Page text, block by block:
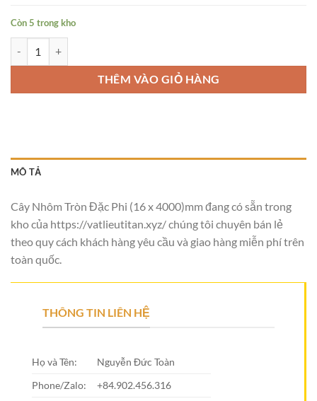
Còn 5 trong kho
THÊM VÀO GIỎ HÀNG
MÔ TẢ
Cây Nhôm Tròn Đặc Phi (16 x 4000)mm đang có sẵn trong
kho của https://vatlieutitan.xyz/ chúng tôi chuyên bán lẻ
theo quy cách khách hàng yêu cầu và giao hàng miễn phí trên
toàn quốc.
THÔNG TIN LIÊN HỆ
Họ và Tên:
Nguyễn Đức Toàn
Phone/Zalo:
+84.902.456.316